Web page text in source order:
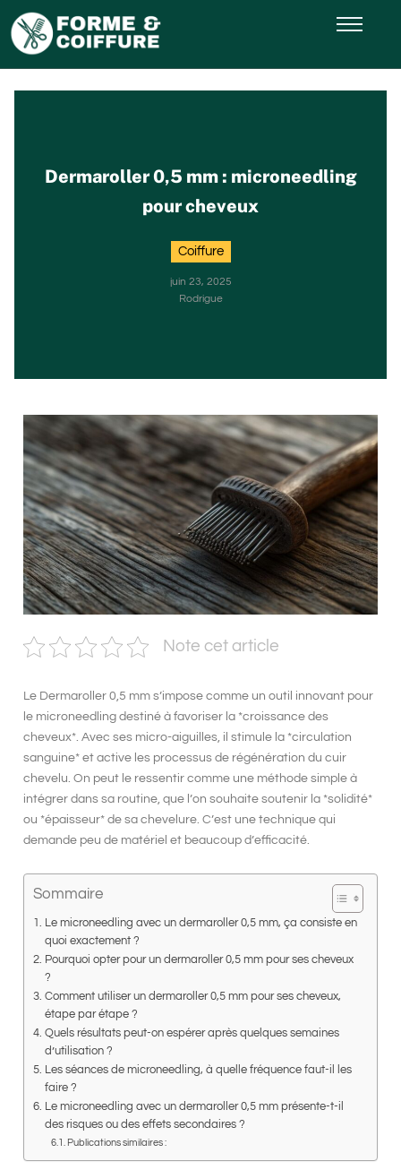
Dermaroller 0,5 mm : microneedling
pour cheveux
Coiffure
juin 23, 2025
Rodrigue
Note cet article
Le Dermaroller 0,5 mm s’impose comme un outil innovant pour
le microneedling destiné à favoriser la *croissance des
cheveux*. Avec ses micro-aiguilles, il stimule la *circulation
sanguine* et active les processus de régénération du cuir
chevelu. On peut le ressentir comme une méthode simple à
intégrer dans sa routine, que l’on souhaite soutenir la *solidité*
ou *épaisseur* de sa chevelure. C’est une technique qui
demande peu de matériel et beaucoup d’efficacité.
Sommaire
Le microneedling avec un dermaroller 0,5 mm, ça consiste en
quoi exactement ?
Pourquoi opter pour un dermaroller 0,5 mm pour ses cheveux
?
Comment utiliser un dermaroller 0,5 mm pour ses cheveux,
étape par étape ?
Quels résultats peut-on espérer après quelques semaines
d’utilisation ?
Les séances de microneedling, à quelle fréquence faut-il les
faire ?
Le microneedling avec un dermaroller 0,5 mm présente-t-il
des risques ou des effets secondaires ?
Publications similaires :